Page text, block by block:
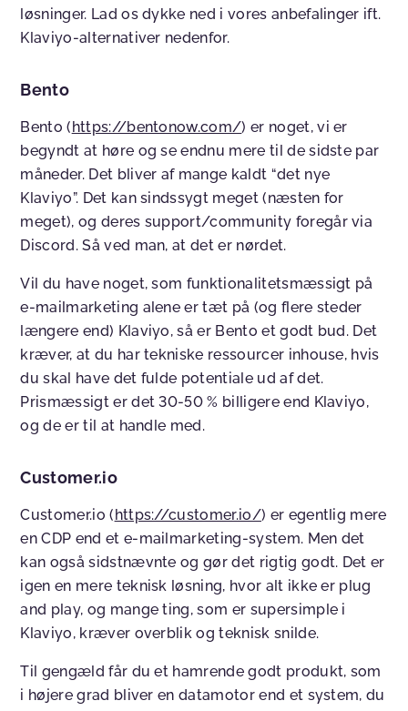
løsninger. Lad os dykke ned i vores anbefalinger ift.
Klaviyo-alternativer nedenfor.
Bento
Bento (https://bentonow.com/) er noget, vi er
begyndt at høre og se endnu mere til de sidste par
måneder. Det bliver af mange kaldt “det nye
Klaviyo”. Det kan sindssygt meget (næsten for
meget), og deres support/community foregår via
Discord. Så ved man, at det er nørdet.
Vil du have noget, som funktionalitetsmæssigt på
e-mailmarketing alene er tæt på (og flere steder
længere end) Klaviyo, så er Bento et godt bud. Det
kræver, at du har tekniske ressourcer inhouse, hvis
du skal have det fulde potentiale ud af det.
Prismæssigt er det 30-50 % billigere end Klaviyo,
og de er til at handle med.
Customer.io
Customer.io (https://customer.io/) er egentlig mere
en CDP end et e-mailmarketing-system. Men det
kan også sidstnævnte og gør det rigtig godt. Det er
igen en mere teknisk løsning, hvor alt ikke er plug
and play, og mange ting, som er supersimple i
Klaviyo, kræver overblik og teknisk snilde.
Til gengæld får du et hamrende godt produkt, som
i højere grad bliver en datamotor end et system, du